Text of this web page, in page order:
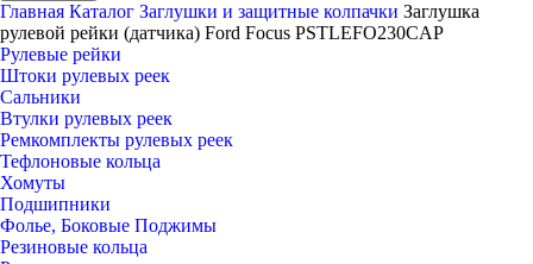
Главная Каталог Заглушки и защитные колпачки Заглушка
рулевой рейки (датчика) Ford Focus PSTLEFO230CAP
Рулевые рейки
Штоки рулевых реек
Сальники
Втулки рулевых реек
Ремкомплекты рулевых реек
Тефлоновые кольца
Хомуты
Подшипники
Фолье, Боковые Поджимы
Резиновые кольца